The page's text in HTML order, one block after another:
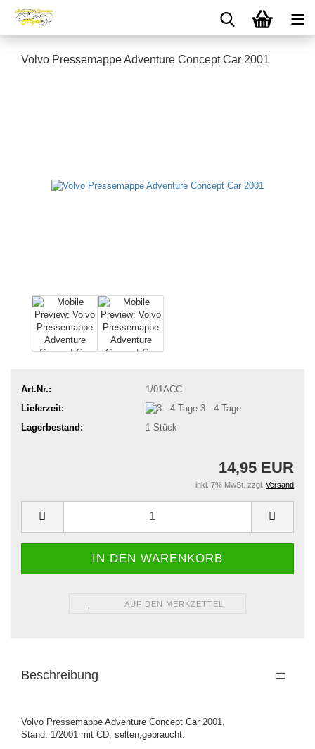
Volvo Pressemappe Adventure Concept Car 2001
Art.Nr.:
1/01ACC
Lieferzeit:
3 - 4 Tage
Lagerbestand:
1 Stück
14,95 EUR
inkl. 7% MwSt. zzgl. Versand
AUF DEN MERKZETTEL
Beschreibung
Volvo Pressemappe Adventure Concept Car 2001,
Stand: 1/2001 mit CD, selten,gebraucht.